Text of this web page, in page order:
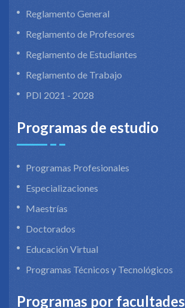
Reglamento General
Reglamento de Profesores
Reglamento de Estudiantes
Reglamento de Trabajo
PDI 2021 - 2028
Programas de estudio
Programas Profesionales
Especializaciones
Maestrías
Doctorados
Educación Virtual
Programas Técnicos y Tecnológicos
Programas por facultades